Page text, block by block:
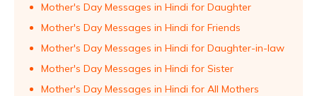
Mother's Day Messages in Hindi for Daughter
Mother's Day Messages in Hindi for Friends
Mother's Day Messages in Hindi for Daughter-in-law
Mother's Day Messages in Hindi for Sister
Mother's Day Messages in Hindi for All Mothers